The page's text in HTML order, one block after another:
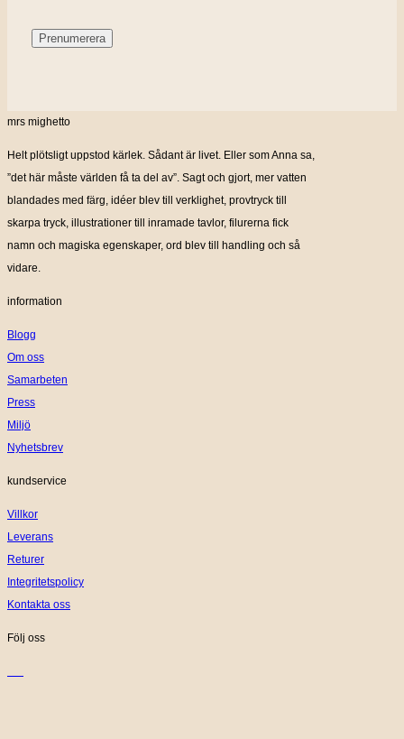
mrs mighetto
Helt plötsligt uppstod kärlek. Sådant är livet. Eller som Anna sa,
”det här måste världen få ta del av”. Sagt och gjort, mer vatten
blandades med färg, idéer blev till verklighet, provtryck till
skarpa tryck, illustrationer till inramade tavlor, filurerna fick
namn och magiska egenskaper, ord blev till handling och så
vidare.
information
Blogg
Om oss
Samarbeten
Press
Miljö
Nyhetsbrev
kundservice
Villkor
Leverans
Returer
Integritetspolicy
Kontakta oss
Följ oss